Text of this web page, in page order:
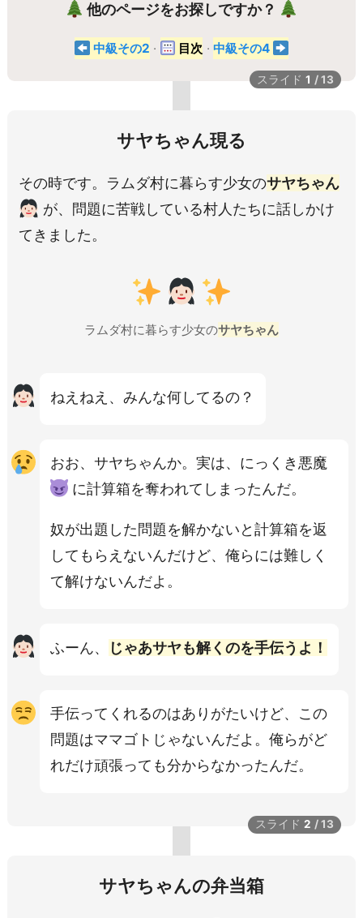
スライド 1 /13
他のページをお探しですか？
中級その2 · 目次 · 中級その4
スライド 2 /13
サヤちゃん現る
その時です。ラムダ村に暮らす少女のサヤちゃん
が、問題に苦戦している村人たちに話しかけ
てきました。
ラムダ村に暮らす少女のサヤちゃん
ねえねえ、みんな何してるの？
おお、サヤちゃんか。実は、にっくき悪魔
に計算箱を奪われてしまったんだ。
奴が出題した問題を解かないと計算箱を返
してもらえないんだけど、俺らには難しく
て解けないんだよ。
ふーん、 じゃあサヤも解くのを手伝うよ！
手伝ってくれるのはありがたいけど、この
問題はママゴトじゃないんだよ。俺らがど
れだけ頑張っても分からなかったんだ。
サヤちゃんの弁当箱